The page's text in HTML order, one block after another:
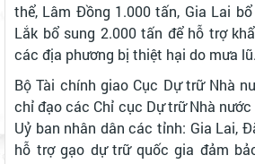
thể, Lâm Đồng 1.000 tấn, Gia Lai
Lắk bổ sung 2.000 tấn để hỗ trợ
các địa phương bị thiệt hại do mưa lũ.
Bộ Tài chính giao Cục Dự trữ Nhà
chỉ đạo các Chỉ cục Dự trữ Nhà
Uỷ ban nhân dân các tỉnh: Gia Lai,
hỗ trợ gạo dự trữ quốc gia đảm